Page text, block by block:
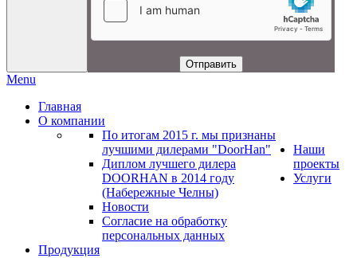
Отправить
Menu
Главная
О компании
По итогам 2015 г. мы признаны
лучшими дилерами "DoorHan"
Диплом лучшего дилера
DOORHAN в 2014 году
(Набережные Челны)
Новости
Согласие на обработку
персональных данных
Наши
проекты
Услуги
Продукция